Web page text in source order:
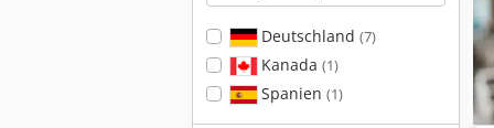
Deutschland (7)
Kanada (1)
Spanien (1)